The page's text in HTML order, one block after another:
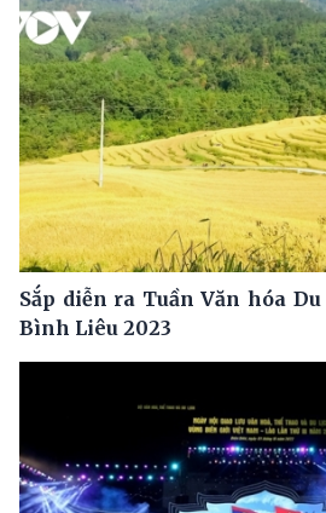
Sắp diễn ra Tuần Văn hóa
Bình Liêu 2023